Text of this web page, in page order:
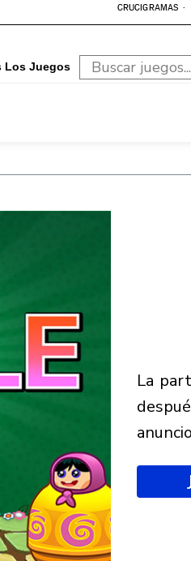
CRUCIGRAMAS
Los Juegos
la partida empezará
anuncio